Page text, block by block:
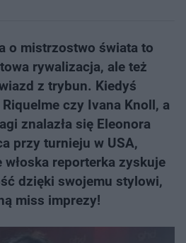
o mistrzostwo świata to
rywalizacja, ale też
z trybun. Kiedyś
czy Ivana Knoll, a
znalazła się Eleonora
przy turnieju w USA,
reporterka zyskuje
dzięki swojemu stylowi,
miss imprezy!